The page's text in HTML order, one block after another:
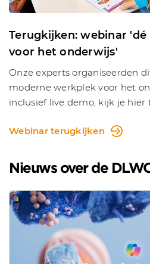
Terugkijken: webinar
voor het onderwijs'
Onze experts organiseerden
moderne werkplek voor het
inclusief live demo, kijk je hier
Webinar terugkijken
Nieuws over de